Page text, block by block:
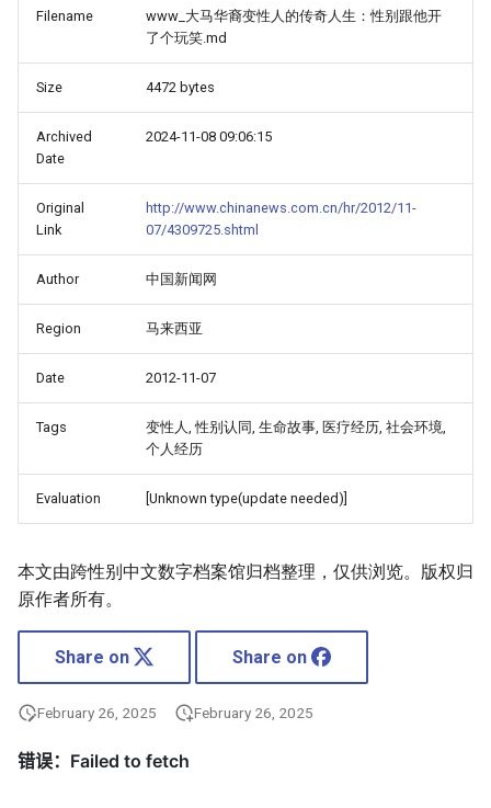
Filename
www_大马华裔变性人的传奇人生：性别跟他开
了个玩笑.md
Size 4472 bytes
Archived
Date
2024-11-08 09:06:15
Original
Link
http://www.chinanews.com.cn/hr/2012/11-
07/4309725.shtml
Author 中国新闻网
Region 马来西亚
Date 2012-11-07
Tags
变性人, 性别认同, 生命故事, 医疗经历, 社会环境,
个人经历
Evaluation [Unknown type(update needed)]
本文由跨性别中文数字档案馆归档整理，仅供浏览。版权归
原作者所有。
Share on Share on
February 26, 2025 February 26, 2025